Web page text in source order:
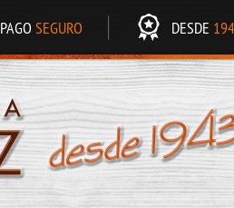
PAGO SEGURO DESDE